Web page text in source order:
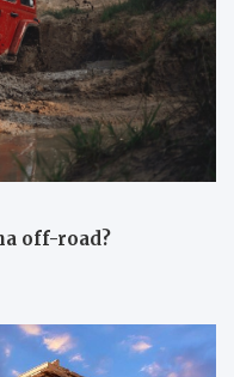
off-road?